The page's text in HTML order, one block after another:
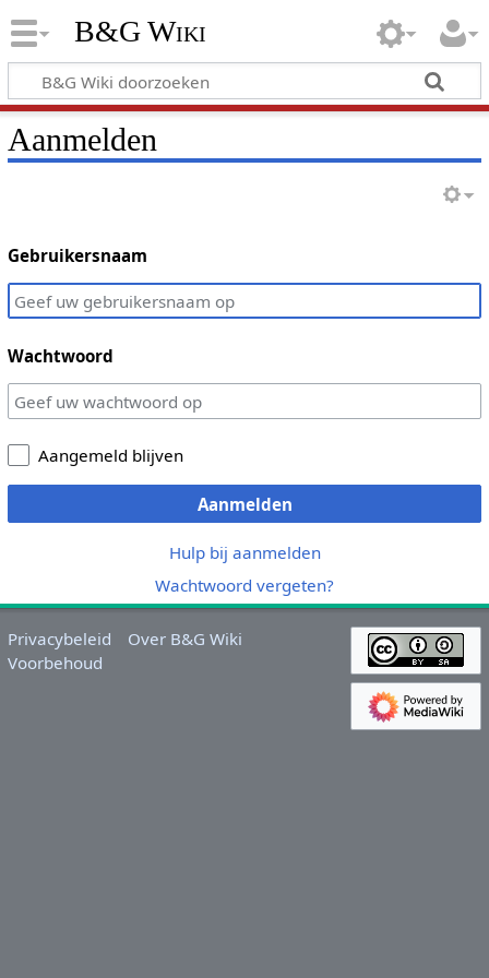
B&G Wiki
Aanmelden
Gebruikersnaam
Wachtwoord
Aangemeld blijven
Aanmelden
Hulp bij aanmelden
Wachtwoord vergeten?
Privacybeleid
Over B&G Wiki
Voorbehoud